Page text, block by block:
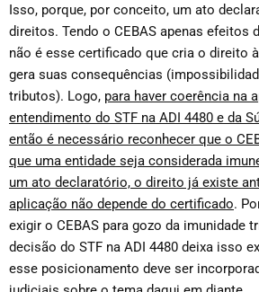
Isso, porque, por conceito, um ato
direitos. Tendo o CEBAS apenas efeitos
não é esse certificado que cria o direito
gera suas consequências
tributos). Logo, para haver coerência na
entendimento do STF na ADI 4480 e da
então é necessário reconhecer que o
que uma entidade seja considerada
um ato declaratório, o direito já existe
aplicação não depende do certificado.
exigir o CEBAS para gozo da imunidade
decisão do STF na ADI 4480 deixa isso
esse posicionamento deve ser